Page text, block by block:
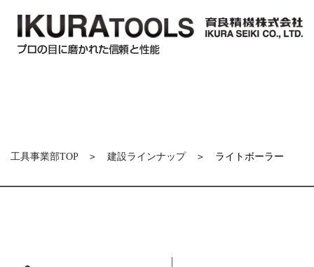
工具事業部TOP＞ 建設ラインナップ ＞ ライトボーラー